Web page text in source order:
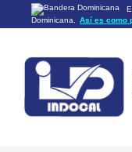
Dominicana.
Así es como
Los sitios web
Los sitios web
HTTPS
Un candado (🔒) o
sitio seguro
confidencial